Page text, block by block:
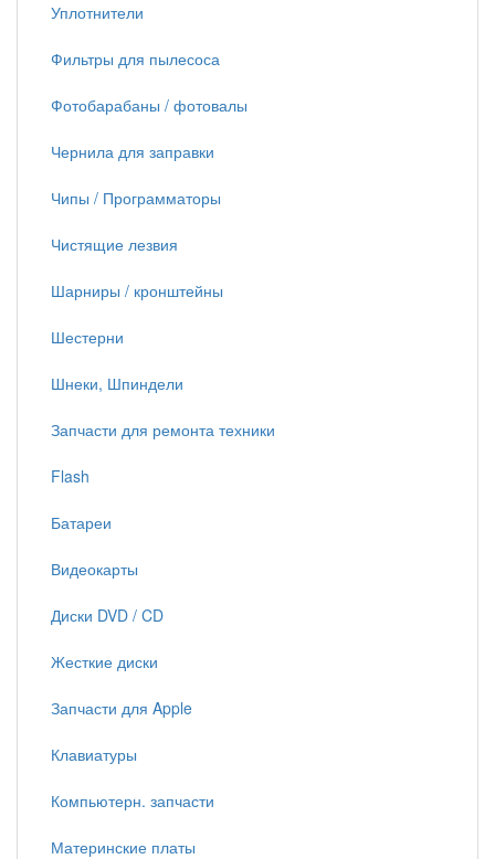
Уплотнители
Фильтры для пылесоса
Фотобарабаны / фотовалы
Чернила для заправки
Чипы / Программаторы
Чистящие лезвия
Шарниры / кронштейны
Шестерни
Шнеки, Шпиндели
Запчасти для ремонта техники
Flash
Батареи
Видеокарты
Диски DVD / CD
Жесткие диски
Запчасти для Apple
Клавиатуры
Компьютерн. запчасти
Материнские платы